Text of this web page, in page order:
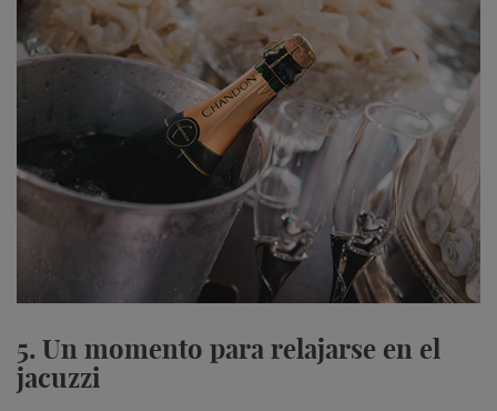
5. Un momento para relajarse en el
jacuzzi